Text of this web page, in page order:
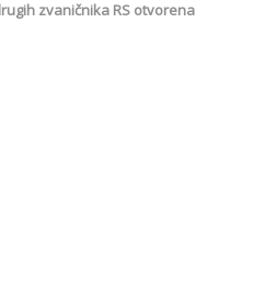
zvaničnika RS otvorena